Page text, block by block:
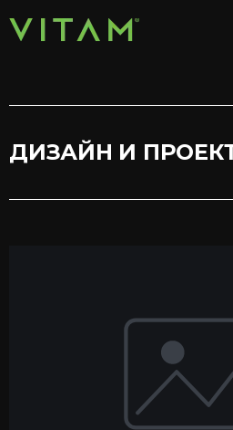
ДИЗАЙН И